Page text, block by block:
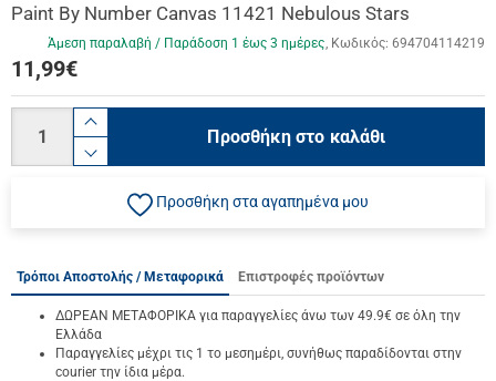
Paint By Number Canvas 11421 Nebulous Stars
Άμεση παραλαβή / Παράδoση 1 έως 3 ημέρες Κωδικός: 694704114219
11,99€
product.increase.quantity
product.decrease.quantity
Προσθήκη στο καλάθι
Προσθήκη στα αγαπημένα μου
Τρόποι Αποστολής / Μεταφορικά Επιστροφές προϊόντων
ΔΩΡΕΑΝ ΜΕΤΑΦΟΡΙΚΑ για παραγγελίες άνω των 49.9€ σε όλη την
Ελλάδα
Παραγγελίες μέχρι τις 1 το μεσημέρι, συνήθως παραδίδονται στην
courier την ίδια μέρα.